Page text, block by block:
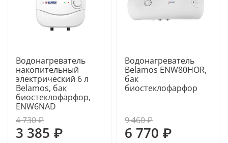
Водонагреватель
накопительный
электрический 6 л
Belamos, бак
биостеклофарфор,
ENW6NAD
4 730 ₽
3 385 ₽
Водонагреватель
Belamos ENW80HOR,
бак
биостеклофарфор
9 460 ₽
6 770 ₽